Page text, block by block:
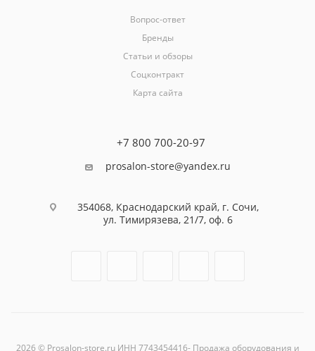
Вопрос-ответ
Бренды
Статьи и обзоры
Соцконтракт
Карта сайта
+7 800 700-20-97
prosalon-store@yandex.ru
354068, Краснодарский край, г. Сочи,
ул. Тимирязева, 21/7, оф. 6
2026 © Prosalon-store.ru ИНН 7743454416- Продажа оборудования и